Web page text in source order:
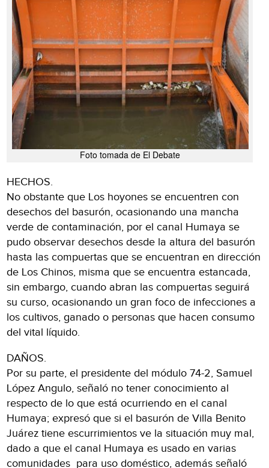
Foto tomada de El Debate
HECHOS.
No obstante que Los hoyones se encuentren con
desechos del basurón, ocasionando una mancha
verde de contaminación, por el canal Humaya se
pudo observar desechos desde la altura del basurón
hasta las compuertas que se encuentran en dirección
de Los Chinos, misma que se encuentra estancada,
sin embargo, cuando abran las compuertas seguirá
su curso, ocasionando un gran foco de infecciones a
los cultivos, ganado o personas que hacen consumo
del vital líquido.
DAÑOS.
Por su parte, el presidente del módulo 74-2, Samuel
López Angulo, señaló no tener conocimiento al
respecto de lo que está ocurriendo en el canal
Humaya; expresó que si el basurón de Villa Benito
Juárez tiene escurrimientos ve la situación muy mal,
dado a que el canal Humaya es usado en varias
comunidades para uso doméstico, además señaló